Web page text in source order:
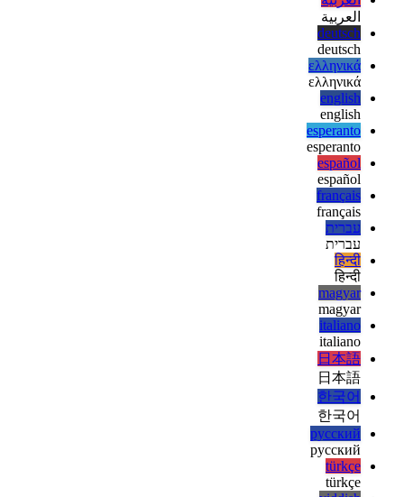
afrikaans
afrikaans
العربية
العربية
deutsch
deutsch
ελληνικά
ελληνικά
english
english
esperanto
esperanto
español
español
français
français
עברית
עברית
हिन्दी
हिन्दी
magyar
magyar
italiano
italiano
日本語
日本語
한국어
한국어
русский
русский